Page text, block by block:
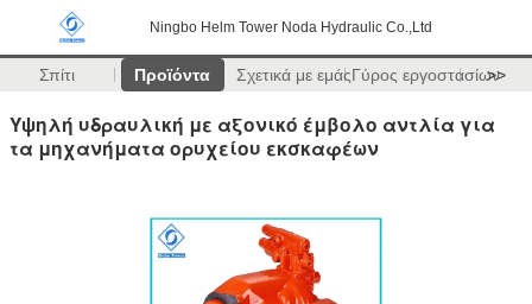
Ningbo Helm Tower Noda Hydraulic Co.,Ltd
Σπίτι Προϊόντα Σχετικά με εμάςΓύρος εργοστασίων
>>
Υψηλή υδραυλική με αξονικό έμβολο αντλία για
τα μηχανήματα ορυχείου εκσκαφέων